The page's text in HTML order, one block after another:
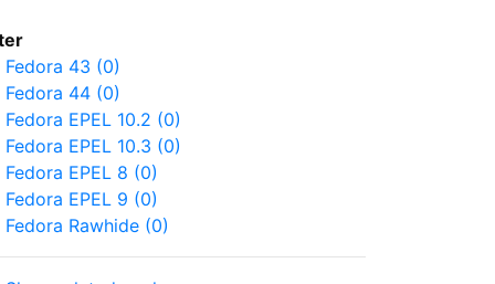
Fedora 43 (0)
Fedora 44 (0)
Fedora EPEL 10.2 (0)
Fedora EPEL 10.3 (0)
Fedora EPEL 8 (0)
Fedora EPEL 9 (0)
Fedora Rawhide (0)